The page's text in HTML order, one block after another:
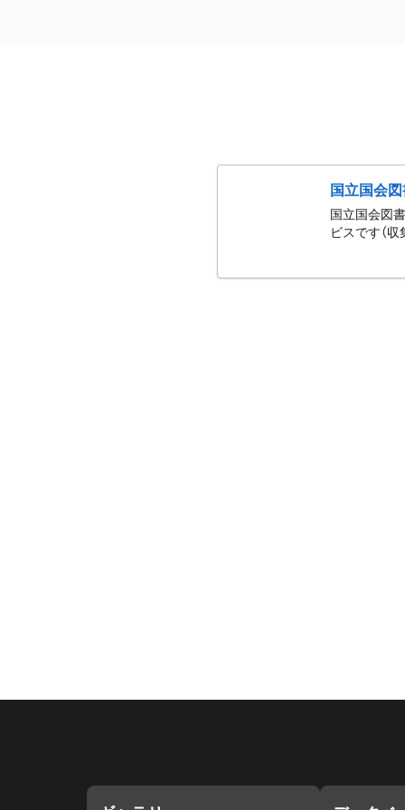
国立国会
国立国会図
ビスです（